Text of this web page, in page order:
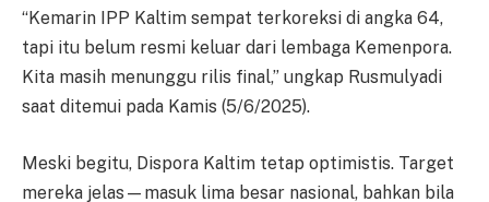
“Kemarin IPP Kaltim sempat terkoreksi di angka 64,
tapi itu belum resmi keluar dari lembaga Kemenpora.
Kita masih menunggu rilis final,” ungkap Rusmulyadi
saat ditemui pada Kamis (5/6/2025).
Meski begitu, Dispora Kaltim tetap optimistis. Target
mereka jelas—masuk lima besar nasional, bahkan bila